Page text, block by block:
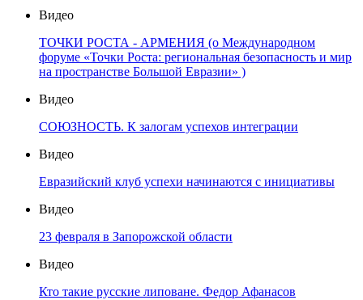
Видео
ТОЧКИ РОСТА - АРМЕНИЯ (о Международном
форуме «Точки Роста: региональная безопасность и мир
на пространстве Большой Евразии» )
Видео
СОЮЗНОСТЬ. К залогам успехов интеграции
Видео
Евразийский клуб успехи начинаются с инициативы
Видео
23 февраля в Запорожской области
Видео
Кто такие русские липоване. Федор Афанасов